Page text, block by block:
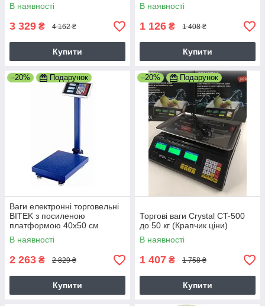
В наявності
3 329 ₴ 4 162 ₴
Купити
В наявності
1 126 ₴ 1 408 ₴
Купити
–20% Подарунок
Ваги електронні торговельні
BITEK з посиленою
платформою 40х50 см
вологозахист, 45х60 см YZ-
909-G5-300KG
В наявності
2 263 ₴ 2 829 ₴
Купити
–20% Подарунок
Торгові ваги Crystal CT-500
до 50 кг (Крапчик ціни)
В наявності
1 407 ₴ 1 758 ₴
Купити